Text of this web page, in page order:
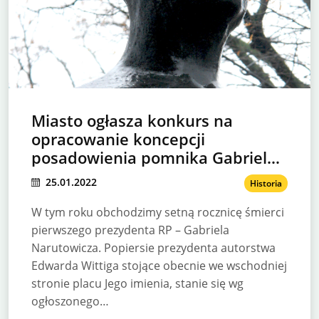
Miasto ogłasza konkurs na
opracowanie koncepcji
posadowienia pomnika Gabriela
Narutowicza!
25.01.2022 Historia
W tym roku obchodzimy setną rocznicę śmierci
pierwszego prezydenta RP – Gabriela
Narutowicza. Popiersie prezydenta autorstwa
Edwarda Wittiga stojące obecnie we wschodniej
stronie placu Jego imienia, stanie się wg
ogłoszonego…